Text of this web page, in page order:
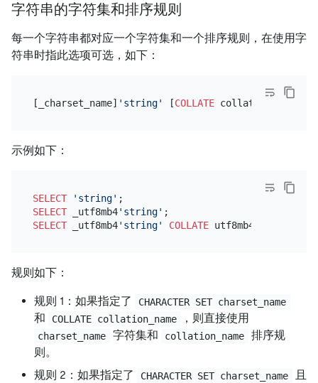
字符串的字符集和排序规则
每一个字符串都对应一个字符集和一个排序规则，在使用字
符串时指此选项可选，如下：
[_charset_name] 'string' [COLLATE
示例如下：
SELECT 'string'
SELECT _utf8mb4'string'
SELECT _utf8mb4'string' COLLATE
规则如下：
规则 1：如果指定了 CHARACTER SET charset_name
和 COLLATE collation_name ，则直接使用
charset_name 字符集和 collation_name
排序规
则。
规则 2：如果指定了
CHARACTER SET charset_name
且